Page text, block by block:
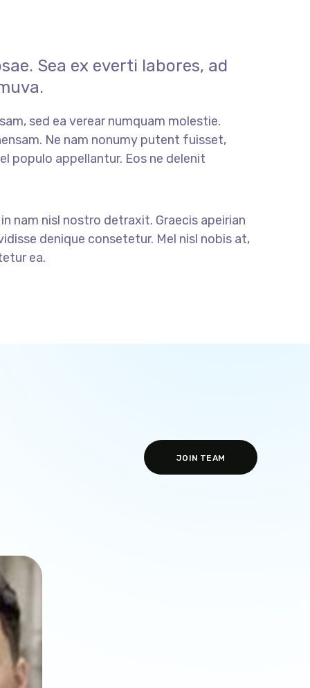
Sea ex everti labores, ad
sed ea verear numquam molestie.
Ne nam nonumy putent fuisset,
populo appellantur. Eos ne delenit
nam nisl nostro detraxit. Graecis apeirian
denique consetetur. Mel nisl nobis at,
ea.
JOIN TEAM